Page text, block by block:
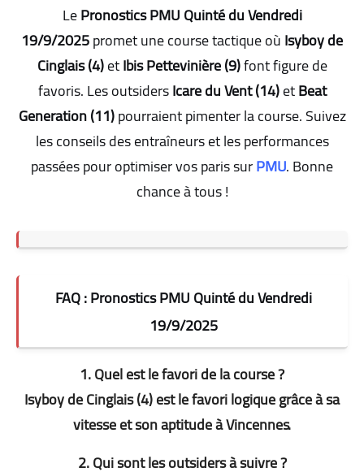
LePronostics PMU Quinté du Vendredi
19/9/2025promet une course tactique oùIsyboy de
Cinglais (4)etIbis Pettevinière (9)font figure de
favoris. Les outsidersIcare du Vent (14)etBeat
Generation (11)pourraient pimenter la course. Suivez
les conseils des entraîneurs et les performances
passées pour optimiser vos paris surPMU. Bonne
chance à tous !
FAQ : Pronostics PMU Quinté du Vendredi
19/9/2025
1. Quel est le favori de la course ?
Isyboy de Cinglais (4) est le favori logique grâce à sa
vitesse et son aptitude à Vincennes.
2. Qui sont les outsiders à suivre ?